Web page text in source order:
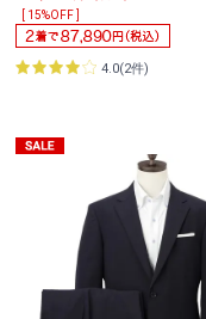
[ 15%OFF ]
4.0(2件)